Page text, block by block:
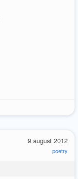
9 august 2012
poetry